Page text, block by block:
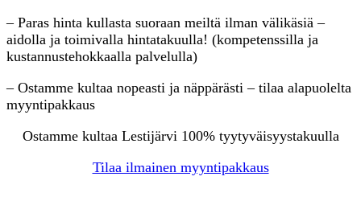
– Paras hinta kullasta suoraan meiltä ilman välikäsiä –
aidolla ja toimivalla hintatakuulla! (kompetenssilla ja
kustannustehokkaalla palvelulla)
– Ostamme kultaa nopeasti ja näppärästi – tilaa alapuolelta
myyntipakkaus
Ostamme kultaa Lestijärvi 100% tyytyväisyystakuulla
Tilaa ilmainen myyntipakkaus